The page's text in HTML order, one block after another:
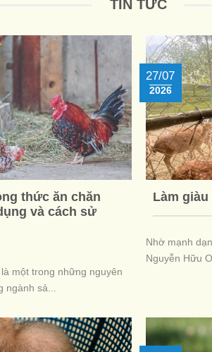
TIN TỨC
thức ăn chăn
và cách sử
một trong những nguyên
sả...
Làm
27/07
2026
Nhờ mạnh
Nguyễn Hữu